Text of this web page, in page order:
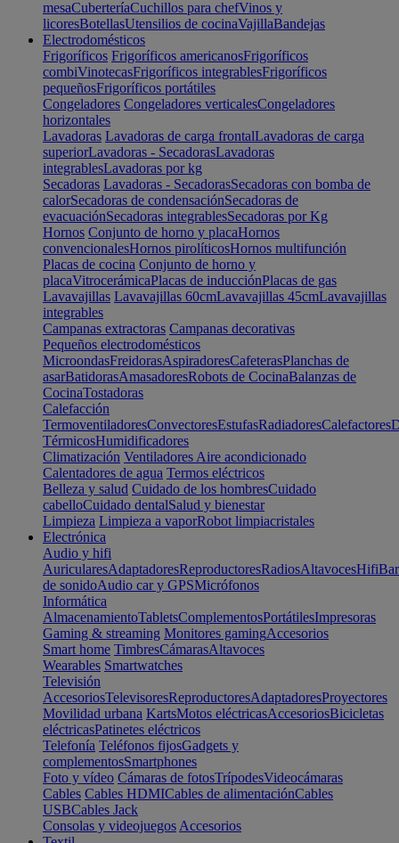
mesaCuberteríaCuchillos para chefVinos y
licoresBotellasUtensilios de cocinaVajillaBandejas
Electrodomésticos
Frigoríficos Frigoríficos americanosFrigoríficos
combiVinotecasFrigoríficos integrablesFrigoríficos
pequeñosFrigoríficos portátiles
Congeladores Congeladores verticalesCongeladores
horizontales
Lavadoras Lavadoras de carga frontalLavadoras de carga
superiorLavadoras - SecadorasLavadoras
integrablesLavadoras por kg
Secadoras Lavadoras - SecadorasSecadoras con bomba de
calorSecadoras de condensaciónSecadoras de
evacuaciónSecadoras integrablesSecadoras por Kg
Hornos Conjunto de horno y placaHornos
convencionalesHornos pirolíticosHornos multifunción
Placas de cocina Conjunto de horno y
placaVitrocerámicaPlacas de inducciónPlacas de gas
Lavavajillas Lavavajillas 60cmLavavajillas 45cmLavavajillas
integrables
Campanas extractoras Campanas decorativas
Pequeños electrodomésticos
MicroondasFreidorasAspiradoresCafeterasPlanchas de
asarBatidorasAmasadoresRobots de CocinaBalanzas de
CocinaTostadoras
Calefacción
TermoventiladoresConvectoresEstufasRadiadoresCalefactores
TérmicosHumidificadores
Climatización Ventiladores Aire acondicionado
Calentadores de agua Termos eléctricos
Belleza y salud Cuidado de los hombresCuidado
cabelloCuidado dentalSalud y bienestar
Limpieza Limpieza a vaporRobot limpiacristales
Electrónica
Audio y hifi
AuricularesAdaptadoresReproductoresRadiosAltavocesHifi
de sonidoAudio car y GPSMicrófonos
Informática
AlmacenamientoTabletsComplementosPortátilesImpresoras
Gaming & streaming Monitores gamingAccesorios
Smart home TimbresCámarasAltavoces
Wearables Smartwatches
Televisión
AccesoriosTelevisoresReproductoresAdaptadoresProyectores
Movilidad urbana KartsMotos eléctricasAccesoriosBicicletas
eléctricasPatinetes eléctricos
Telefonía Teléfonos fijosGadgets y
complementosSmartphones
Foto y vídeo Cámaras de fotosTrípodesVideocámaras
Cables Cables HDMICables de alimentaciónCables
USBCables Jack
Consolas y videojuegos Accesorios